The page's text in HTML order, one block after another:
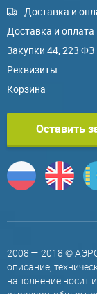
Доставка и
Доставка и оплата
Закупки 44, 223 ФЗ
Реквизиты
Корзина
Оставить
2008 — 2018 ©
описание,
наполнение носит